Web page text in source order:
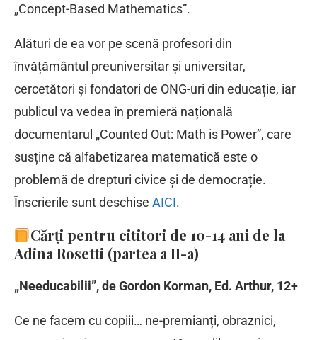
„Concept-Based Mathematics”.
Alături de ea vor pe scenă profesori din
învățământul preuniversitar și universitar,
cercetători și fondatori de ONG-uri din educație, iar
publicul va vedea în premieră națională
documentarul „Counted Out: Math is Power”, care
susține că alfabetizarea matematică este o
problemă de drepturi civice și de democrație.
Înscrierile sunt deschise AICI.
Cărți pentru cititori de 10-14 ani de la
Adina Rosetti (partea a II-a)
„Needucabilii”, de Gordon Korman, Ed. Arthur, 12+
Ce ne facem cu copiii… ne-premianți, obraznici,